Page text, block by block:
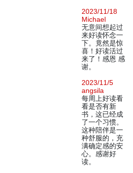
2023/11/18
Michael
无意间想起过
来好读怀念一
下。竟然是惊
喜！好读活过
来了！感恩 感
谢。
2023/11/5
angsila
每周上好读看
看是否有新
书，这已经成
了一个习惯。
这种陪伴是一
种舒服的，充
满确定感的安
心。感谢好
读。